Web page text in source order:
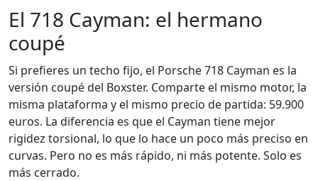
El 718 Cayman: el hermano
coupé
Si prefieres un techo fijo, el Porsche 718 Cayman es la
versión coupé del Boxster. Comparte el mismo motor, la
misma plataforma y el mismo precio de partida: 59.900
euros. La diferencia es que el Cayman tiene mejor
rigidez torsional, lo que lo hace un poco más preciso en
curvas. Pero no es más rápido, ni más potente. Solo es
más cerrado.